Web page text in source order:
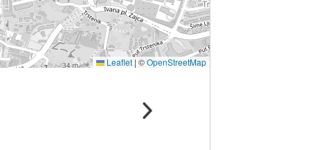
Leaflet | ©OpenStreetMap